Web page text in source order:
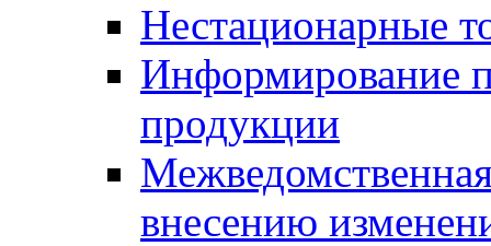
Нестационарные
Информирование
продукции
внесению